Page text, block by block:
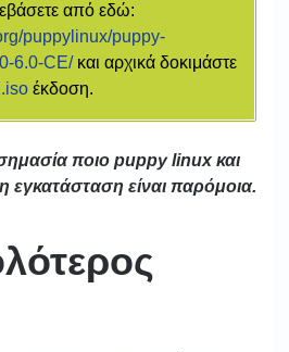
από εδώ:
puppylinux/puppy-
6.0-CE/και αρχικά δοκιμάστε
έκδοση.
ποιο puppy linux και
εγκατάσταση είναι παρόμοια.